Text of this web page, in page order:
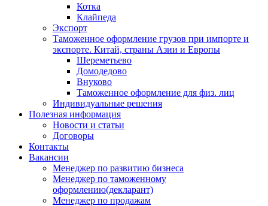
Котка
Клайпеда
Экспорт
Таможенное оформление грузов при импорте и
экспорте. Китай, страны Азии и Европы
Шереметьево
Домодедово
Внуково
Таможенное оформление для физ. лиц
Индивидуальные решения
Полезная информация
Новости и статьи
Договоры
Контакты
Вакансии
Менеджер по развитию бизнеса
Менеджер по таможенному
оформлению(декларант)
Менеджер по продажам